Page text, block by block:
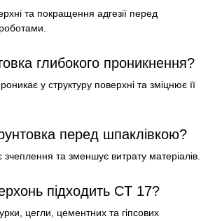
та покращення адгезії перед
глибокого проникнення?
у структуру поверхні та зміцнює її
перед шпаклівкою?
та зменшує витрату матеріалів.
підходить CT 17?
цегли, цементних та гіпсових